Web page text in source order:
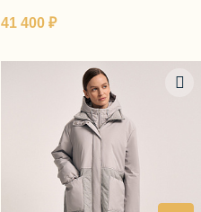
41 400 ₽